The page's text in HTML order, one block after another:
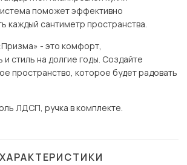
поможет эффективно
каждый сантиметр пространства.
- это комфорт,
и стиль на долгие годы. Создайте
пространство, которое будет радовать
ЛДСП, ручка в комплекте.
ХАРАКТЕРИСТИКИ